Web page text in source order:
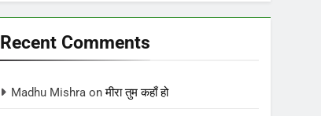
Recent Comments
Madhu Mishra onमीरा तुम कहाँ हो